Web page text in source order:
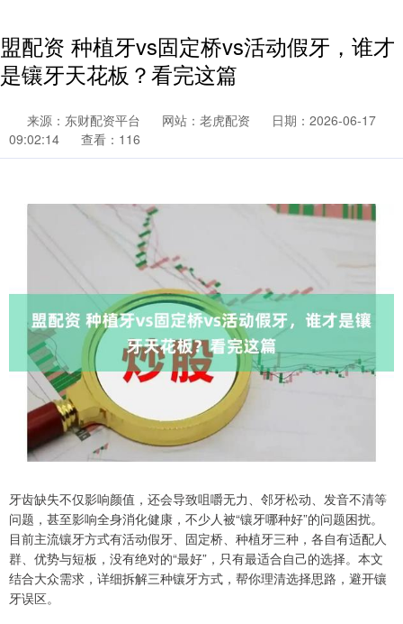
盟配资 种植牙vs固定桥vs活动假牙，谁才
是镶牙天花板？看完这篇
来源：东财配资平台 网站：老虎配资
日期：2026-06-17
09:02:14
查看：116
牙齿缺失不仅影响颜值，还会导致咀嚼无力、邻牙松动、发音不清等
问题，甚至影响全身消化健康，不少人被“镶牙哪种好”的问题困扰。
目前主流镶牙方式有活动假牙、固定桥、种植牙三种，各自有适配人
群、优势与短板，没有绝对的“最好”，只有最适合自己的选择。本文
结合大众需求，详细拆解三种镶牙方式，帮你理清选择思路，避开镶
牙误区。